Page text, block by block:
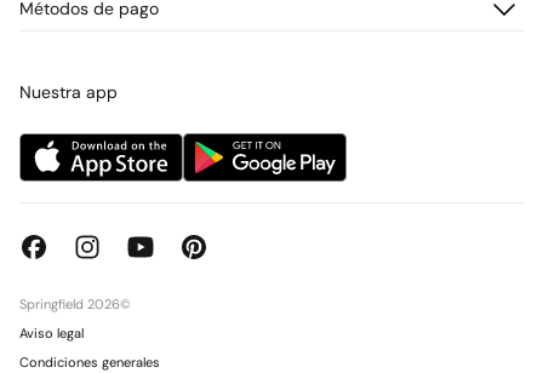
Promociones vigentes
Tiendas
Métodos de pago
Nuestra app
Springfield 2026©
Aviso legal
Condiciones generales